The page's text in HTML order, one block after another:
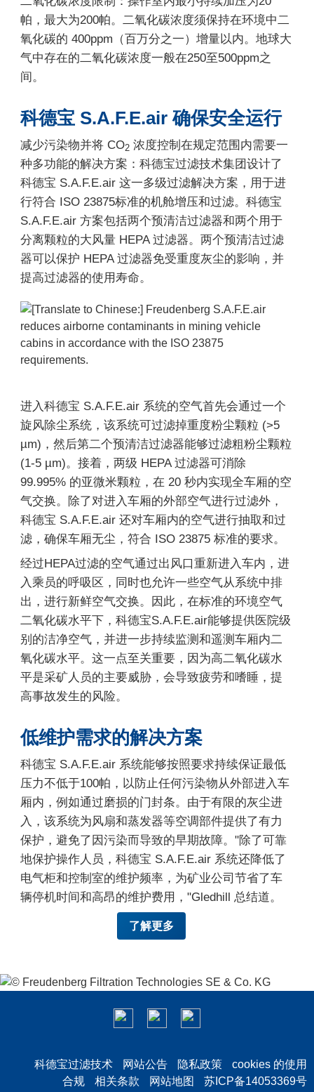
帕，最大为200帕。二氧化碳浓度须保持在环境中二
氧化碳的 400ppm（百万分之一）增量以内。地球大
气中存在的二氧化碳浓度一般在250至500ppm之
间。
科德宝 S.A.F.E.air 确保安全运行
减少污染物并将 CO2浓度控制在规定范围内需要一
种多功能的解决方案：科德宝过滤技术集团设计了
科德宝 S.A.F.E.air 这一多级过滤解决方案，用于进
行符合 ISO 23875标准的机舱增压和过滤。科德宝
S.A.F.E.air 方案包括两个预清洁过滤器和两个用于
分离颗粒的大风量 HEPA 过滤器。两个预清洁过滤
器可以保护 HEPA 过滤器免受重度灰尘的影响，并
提高过滤器的使用寿命。
进入科德宝 S.A.F.E.air 系统的空气首先会通过一个
旋风除尘系统，该系统可过滤掉重度粉尘颗粒 (>5
µm)，然后第二个预清洁过滤器能够过滤粗粉尘颗粒
(1-5 µm)。接着，两级 HEPA 过滤器可消除
99.995% 的亚微米颗粒，在 20 秒内实现全车厢的空
气交换。除了对进入车厢的外部空气进行过滤外，
科德宝 S.A.F.E.air 还对车厢内的空气进行抽取和过
滤，确保车厢无尘，符合 ISO 23875 标准的要求。
经过HEPA过滤的空气通过出风口重新进入车内，进
入乘员的呼吸区，同时也允许一些空气从系统中排
出，进行新鲜空气交换。因此，在标准的环境空气
二氧化碳水平下，科德宝S.A.F.E.air能够提供医院级
别的洁净空气，并进一步持续监测和遥测车厢内二
氧化碳水平。这一点至关重要，因为高二氧化碳水
平是采矿人员的主要威胁，会导致疲劳和嗜睡，提
高事故发生的风险。
低维护需求的解决方案
科德宝 S.A.F.E.air 系统能够按照要求持续保证最低
压力不低于100帕，以防止任何污染物从外部进入车
厢内，例如通过磨损的门封条。由于有限的灰尘进
入，该系统为风扇和蒸发器等空调部件提供了有力
保护，避免了因污染而导致的早期故障。"除了可靠
地保护操作人员，科德宝 S.A.F.E.air 系统还降低了
电气柜和控制室的维护频率，为矿业公司节省了车
辆停机时间和高昂的维护费用，"Gledhill 总结道。
了解更多
科德宝过滤技术 网站公告 隐私政策
cookies 的使用
合规
相关条款 网站地图
苏ICP备14053369号